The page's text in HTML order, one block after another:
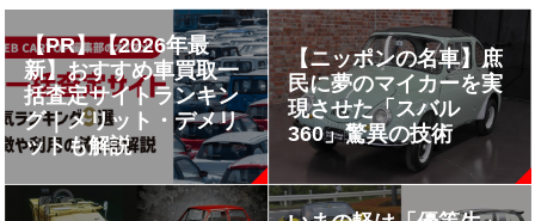
【PR】【2026年最
新】おすすめ車買取一
括査定サイトランキン
グ｜メリット・デメリ
ットも解説
【ニッポンの名車】庶
民に夢のマイカーを実
現させた「スバル
360」驚異の技術